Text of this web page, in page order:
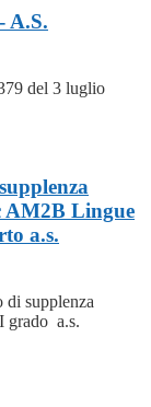
A.S.
del 3 luglio
AM2B Lingue
a.s.
di supplenza
grado a.s.